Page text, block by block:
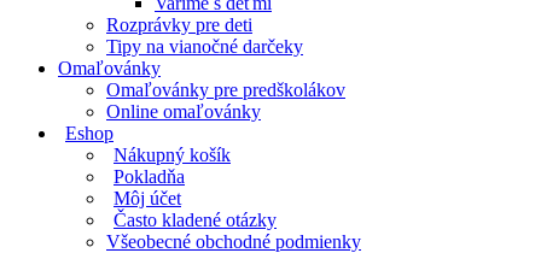
Rozprávky pre deti
Tipy na vianočné darčeky
Omaľovánky
Omaľovánky pre predškolákov
Online omaľovánky
Eshop
Nákupný košík
Pokladňa
Môj účet
Často kladené otázky
Všeobecné obchodné podmienky